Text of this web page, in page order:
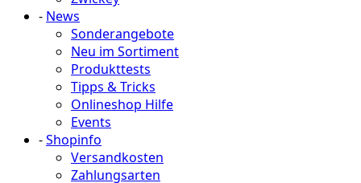
- News
Sonderangebote
Neu im Sortiment
Produkttests
Tipps & Tricks
Onlineshop Hilfe
Events
-Shopinfo
Versandkosten
Zahlungsarten